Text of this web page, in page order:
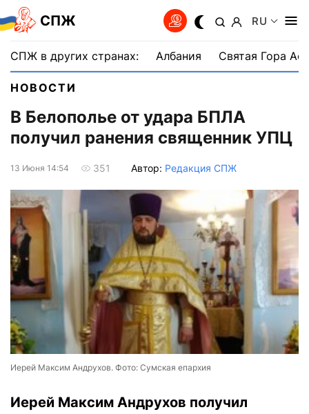
СПЖ RU
СПЖ в других странах: Албания Святая Гора
НОВОСТИ
В Белополье от удара БПЛА
получил ранения священник УПЦ
13 Июня 14:54 351 Автор: Редакция СПЖ
Иерей Максим Андрухов. Фото: Сумская епархия
Иерей Максим Андрухов получил